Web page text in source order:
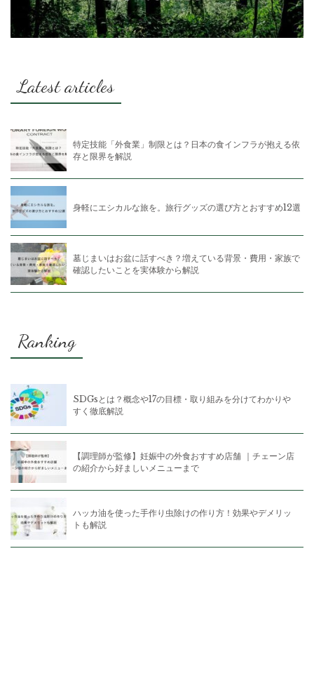
Latest articles
特定技能「外食業」制限とは？日本の食インフラが抱える依
存と限界を解説
身軽にエシカルな旅を。旅行グッズの選び方とおすすめ12選
墓じまいはお盆に話すべき？増えている背景・費用・家族で
確認したいことを実体験から解説
Ranking
SDGsとは？概念や17の目標・取り組みを分けてわかりや
すく徹底解説
【調理師が監修】妊娠中の外食おすすめ店舗 ｜チェーン店
の紹介から好ましいメニューまで
ハッカ油を使った手作り虫除けの作り方！効果やデメリッ
トも解説